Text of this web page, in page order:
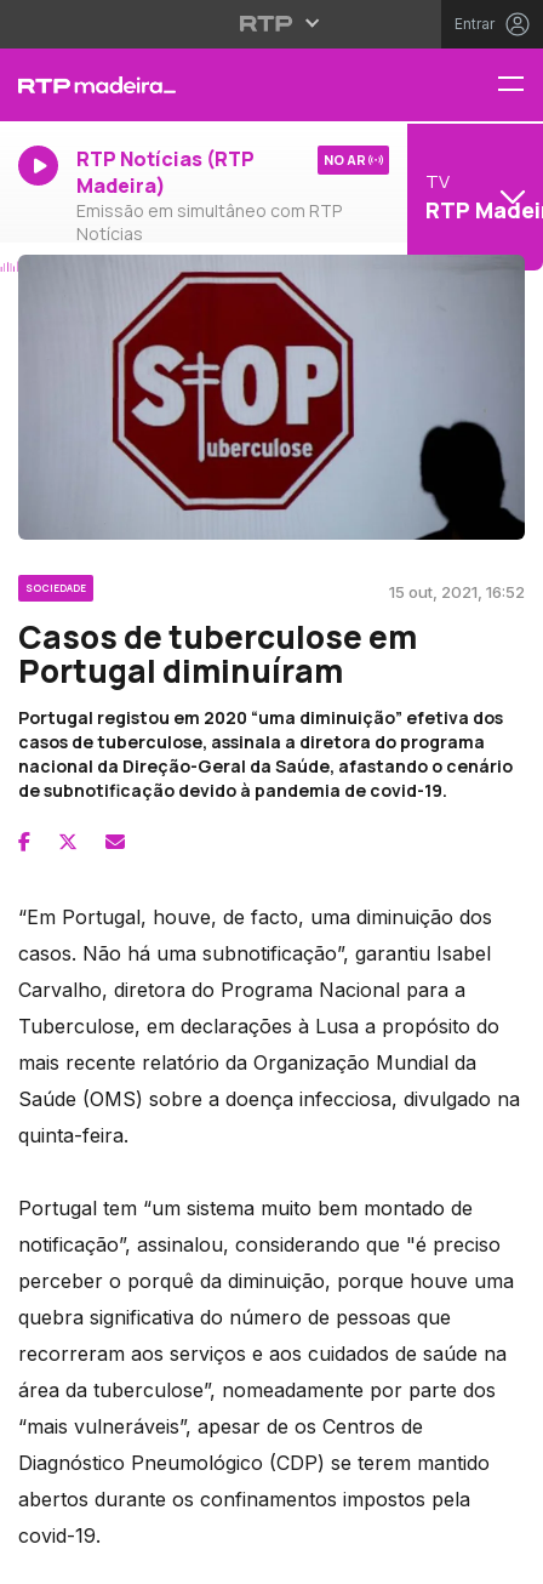
Entrar
RTP Notícias (RTP
Madeira)
Emissão em simultâneo com RTP
Notícias
NO AR
TV
RTP
SOCIEDADE 15 out, 2021, 16:52
Casos de tuberculose em
Portugal diminuíram
Portugal registou em 2020 “uma diminuição” efetiva dos
casos de tuberculose, assinala a diretora do programa
nacional da Direção-Geral da Saúde, afastando o cenário
de subnotificação devido à pandemia de covid-19.
“Em Portugal, houve, de facto, uma diminuição dos
casos. Não há uma subnotificação”, garantiu Isabel
Carvalho, diretora do Programa Nacional para a
Tuberculose, em declarações à Lusa a propósito do
mais recente relatório da Organização Mundial da
Saúde (OMS) sobre a doença infecciosa, divulgado na
quinta-feira.
Portugal tem “um sistema muito bem montado de
notificação”, assinalou, considerando que "é preciso
perceber o porquê da diminuição, porque houve uma
quebra significativa do número de pessoas que
recorreram aos serviços e aos cuidados de saúde na
área da tuberculose”, nomeadamente por parte dos
“mais vulneráveis”, apesar de os Centros de
Diagnóstico Pneumológico (CDP) se terem mantido
abertos durante os confinamentos impostos pela
covid-19.